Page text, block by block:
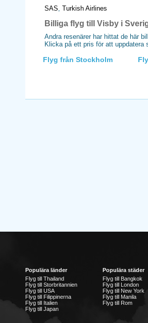
SAS, Turkish Airlines
Billiga flyg till Visby i
Andra resenärer har hittat de här
Klicka på ett pris för att uppdatera
Flyg från Stockholm
Populära länder
Flyg till Thailand
Flyg till Storbritannien
Flyg till USA
Flyg till Filippinerna
Flyg till Italien
Flyg till Japan
Populära städer
Flyg till Bangkok
Flyg till London
Flyg till New York
Flyg till Manila
Flyg till Rom